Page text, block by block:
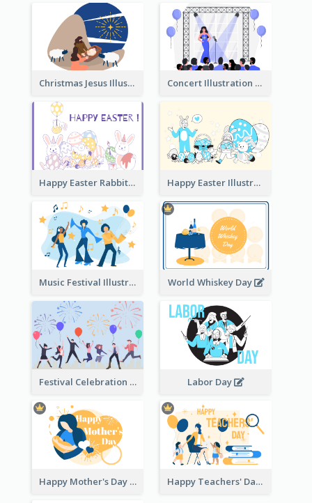
Christmas Jesus Illustration Concert Illustration
Happy Easter Rabbit Illustration Happy Easter Illustration
Music Festival Illustration World Whiskey Day
Festival Celebration Illustration Labor Day
Happy Mother's Day Happy Teachers' Day